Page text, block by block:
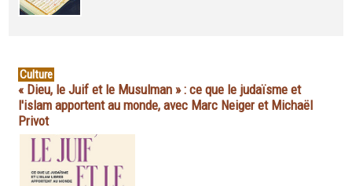
Culture
« Dieu, le Juif et le Musulman » : ce que le judaïsme et
l'islam apportent au monde, avec Marc Neiger et Michaël
Privot